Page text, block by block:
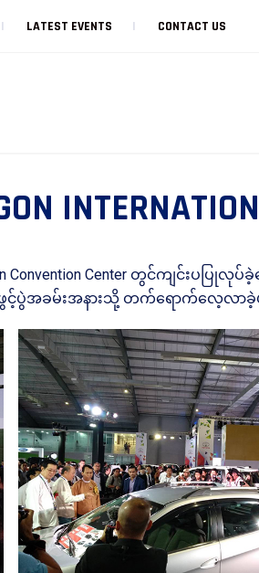
LATEST EVENTS CONTACT US
Center တွင်ကျင်းပပြုလုပ်
င့်ပွဲအခမ်းအနားသို့ တက်ရောက်လေ့လာခဲ့